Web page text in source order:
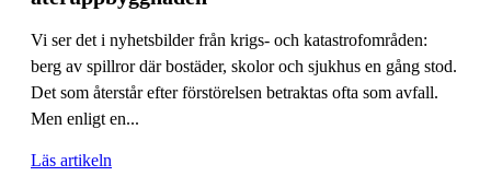
Vi ser det i nyhetsbilder från krigs- och katastrofområden:
berg av spillror där bostäder, skolor och sjukhus en gång stod.
Det som återstår efter förstörelsen betraktas ofta som avfall.
Men enligt en...
Läs artikeln